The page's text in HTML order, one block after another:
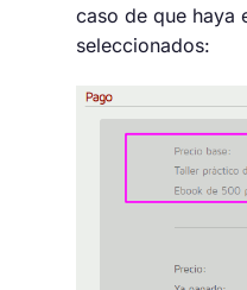
caso de que haya
seleccionados: